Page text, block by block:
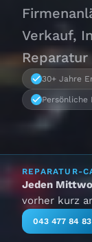
Verkauf,
30+ Jahre
Persönliche
REPARATUR-
Jeden
vorher kurz
043 477 84 83